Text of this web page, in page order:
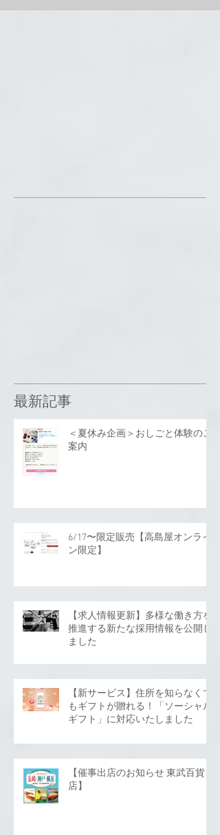
最新記事
＜夏休み企画＞おしごと体験のご
案内
6/17〜限定販売【高島屋オンライ
ン限定】
【求人情報更新】多様な働き方を
推進する新たな採用情報を公開し
ました
【新サービス】住所を知らなくて
もギフトが贈れる！「ソーシャル
ギフト」に対応いたしました
【催事出店のお知らせ 東武百貨
店】